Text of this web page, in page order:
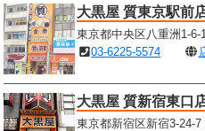
大黒屋 質東京駅前
東京都中央区八重洲1-
03-6225-5574
大黒屋 質新宿東口
東京都新宿区新宿3-24-